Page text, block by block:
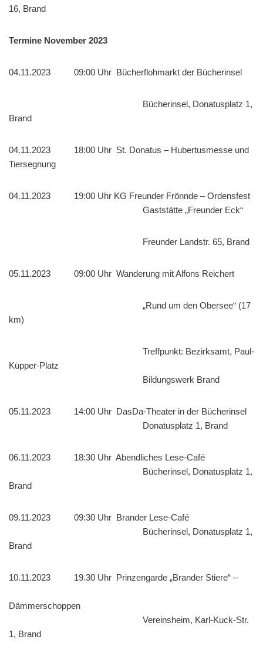
16, Brand
Termine November 2023
04.11.2023 09:00 Uhr Bücherflohmarkt der Bücherinsel
Bücherinsel, Donatusplatz 1,
Brand
04.11.2023 18:00 Uhr St. Donatus – Hubertusmesse und
Tiersegnung
04.11.2023 19:00 Uhr KG Freunder Frönnde – Ordensfest
Gaststätte „Freunder Eck“
Freunder Landstr. 65, Brand
05.11.2023 09:00 Uhr Wanderung mit Alfons Reichert
„Rund um den Obersee“ (17
km)
Treffpunkt: Bezirksamt, Paul-
Küpper-Platz
Bildungswerk Brand
05.11.2023 14:00 Uhr DasDa-Theater in der Bücherinsel
Donatusplatz 1, Brand
06.11.2023 18:30 Uhr Abendliches Lese-Café
Bücherinsel, Donatusplatz 1,
Brand
09.11.2023 09:30 Uhr Brander Lese-Café
Bücherinsel, Donatusplatz 1,
Brand
10.11.2023 19.30 Uhr Prinzengarde „Brander Stiere“ –
Dämmerschoppen
Vereinsheim, Karl-Kuck-Str.
1, Brand